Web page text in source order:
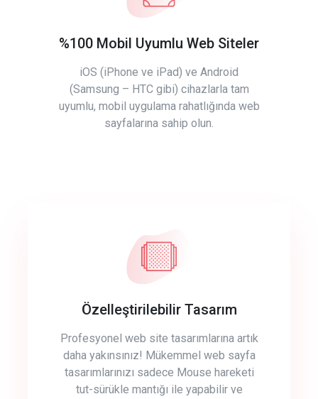
%100 Mobil Uyumlu Web Siteler
iOS (iPhone ve iPad) ve Android
(Samsung – HTC gibi) cihazlarla tam
uyumlu, mobil uygulama rahatlığında web
sayfalarına sahip olun.
Özelleştirilebilir Tasarım
Profesyonel web site tasarımlarına artık
daha yakınsınız! Mükemmel web sayfa
tasarımlarınızı sadece Mouse hareketi
tut-sürükle mantığı ile yapabilir ve